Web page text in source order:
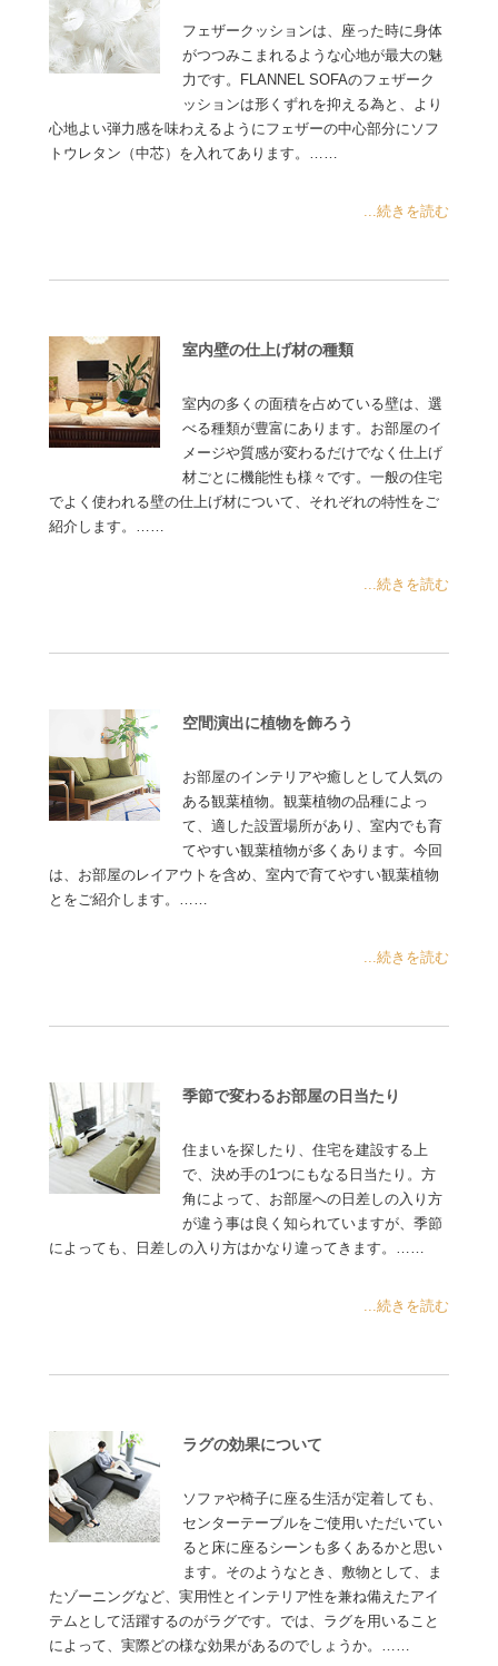
フェザークッションは、座った時に身体
がつつみこまれるような心地が最大の魅
力です。FLANNEL SOFAのフェザーク
ッションは形くずれを抑える為と、より
心地よい弾力感を味わえるようにフェザーの中心部分にソフ
トウレタン（中芯）を入れてあります。……
...続きを読む
室内壁の仕上げ材の種類
室内の多くの面積を占めている壁は、選
べる種類が豊富にあります。お部屋のイ
メージや質感が変わるだけでなく仕上げ
材ごとに機能性も様々です。一般の住宅
でよく使われる壁の仕上げ材について、それぞれの特性をご
紹介します。……
...続きを読む
空間演出に植物を飾ろう
お部屋のインテリアや癒しとして人気の
ある観葉植物。観葉植物の品種によっ
て、適した設置場所があり、室内でも育
てやすい観葉植物が多くあります。今回
は、お部屋のレイアウトを含め、室内で育てやすい観葉植物
とをご紹介します。……
...続きを読む
季節で変わるお部屋の日当たり
住まいを探したり、住宅を建設する上
で、決め手の1つにもなる日当たり。方
角によって、お部屋への日差しの入り方
が違う事は良く知られていますが、季節
によっても、日差しの入り方はかなり違ってきます。……
...続きを読む
ラグの効果について
ソファや椅子に座る生活が定着しても、
センターテーブルをご使用いただいてい
ると床に座るシーンも多くあるかと思い
ます。そのようなとき、敷物として、ま
たゾーニングなど、実用性とインテリア性を兼ね備えたアイ
テムとして活躍するのがラグです。では、ラグを用いること
によって、実際どの様な効果があるのでしょうか。……